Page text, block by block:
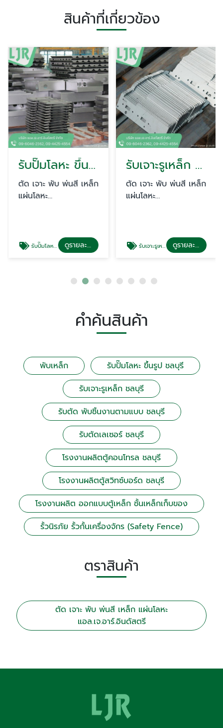
สินค้าที่เกี่ยวข้อง
รับปั๊มโลหะ ขึ้นรูป ชลบุรี
ตัด เจาะ พับ พ่นสี เหล็ก
แผ่นโลหะ
รับปั๊มโลหะ ขึ้นรูป ชลบุรี ดูรายละเอียด
รับเจาะรูเหล็ก ชลบุรี
ตัด เจาะ พับ พ่นสี เหล็ก
แผ่นโลหะ
รับเจาะรูเหล็ก ชลบุรี ดูรายละเอียด
คำค้นสินค้า
พับเหล็ก
รับปั๊มโลหะ ขึ้นรูป ชลบุรี
รับเจาะรูเหล็ก ชลบุรี
รับตัด พับชิ้นงานตามแบบ ชลบุรี
รับตัดเลเซอร์ ชลบุรี
โรงงานผลิตตู้คอนโทรล ชลบุรี
โรงงานผลิตตู้สวิทซ์บอร์ด ชลบุรี
โรงงานผลิต ออกแบบตู้เหล็ก ชั้นเหล็กเก็บของ
รั้วนิรภัย รั้วกั้นเครื่องจักร (Safety Fence)
ตราสินค้า
ตัด เจาะ พับ พ่นสี เหล็ก แผ่นโลหะ
แอล.เจ.อาร์.อินดัสตรี